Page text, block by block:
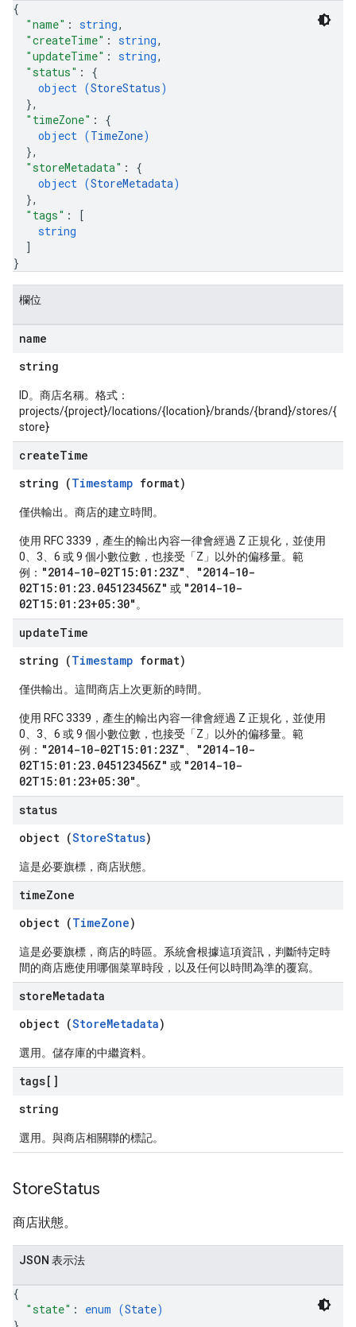
{
"name" : string,
"createTime" : string,
"updateTime" : string,
"status" : {
object (StoreStatus)
},
"timeZone" : {
object (TimeZone)
},
"storeMetadata" : {
object (StoreMetadata)
},
"tags" :
[
string
]
}
欄位
name
string
ID。商店名稱。格式：
projects/{project}/locations/{location}/brands/{brand}/stores/{
store}
createTime
string (Timestamp format)
僅供輸出。商店的建立時間。
使用 RFC 3339，產生的輸出內容一律會經過 Z 正規化，並使用
0、3、6 或 9 個小數位數，也接受「Z」以外的偏移量。範
例： "2014-10-02T15:01:23Z"
"2014-10-
02T15:01:23.045123456Z" 或 "2014-10-
02T15:01:23+05:30" 。
updateTime
string (Timestamp format)
僅供輸出。這間商店上次更新的時間。
使用 RFC 3339，產生的輸出內容一律會經過 Z 正規化，並使用
0、3、6 或 9 個小數位數，也接受「Z」以外的偏移量。範
例： "2014-10-02T15:01:23Z"
"2014-10-
02T15:01:23.045123456Z" 或 "2014-10-
02T15:01:23+05:30" 。
status
object (StoreStatus)
這是必要旗標，商店狀態。
timeZone
object (TimeZone)
這是必要旗標，商店的時區。系統會根據這項資訊，判斷特定時
間的商店應使用哪個菜單時段，以及任何以時間為準的覆寫。
storeMetadata
object (StoreMetadata)
選用。儲存庫的中繼資料。
tags[]
string
選用。與商店相關聯的標記。
StoreStatus
商店狀態。
JSON 表示法
{
"state" : enum (State)